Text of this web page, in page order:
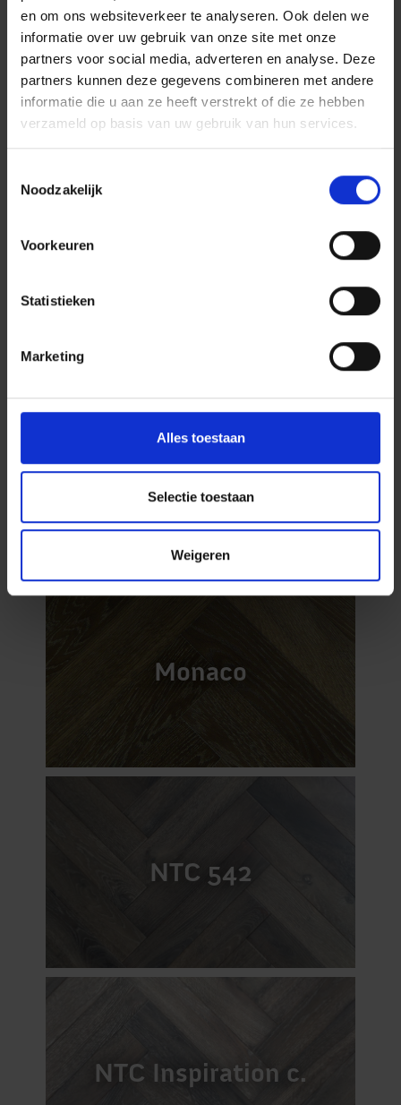
en om ons websiteverkeer te analyseren. Ook delen we
informatie over uw gebruik van onze site met onze
partners voor social media, adverteren en analyse. Deze
partners kunnen deze gegevens combineren met andere
informatie die u aan ze heeft verstrekt of die ze hebben
verzameld op basis van uw gebruik van hun services.
Noodzakelijk
Voorkeuren
Statistieken
Marketing
Alles toestaan
Selectie toestaan
Weigeren
Katla Antique
Herringbone
Lausanne
Monaco
NTC 542
NTC Inspiration c.